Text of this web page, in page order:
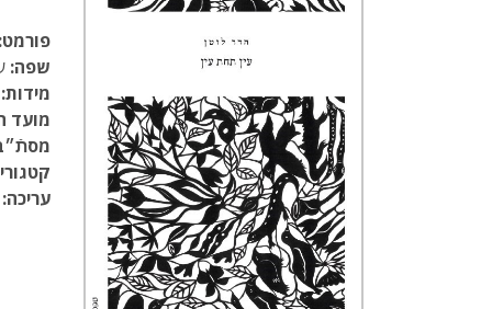
פורמט:
שפה:
מידות:
מועד
עריכה: